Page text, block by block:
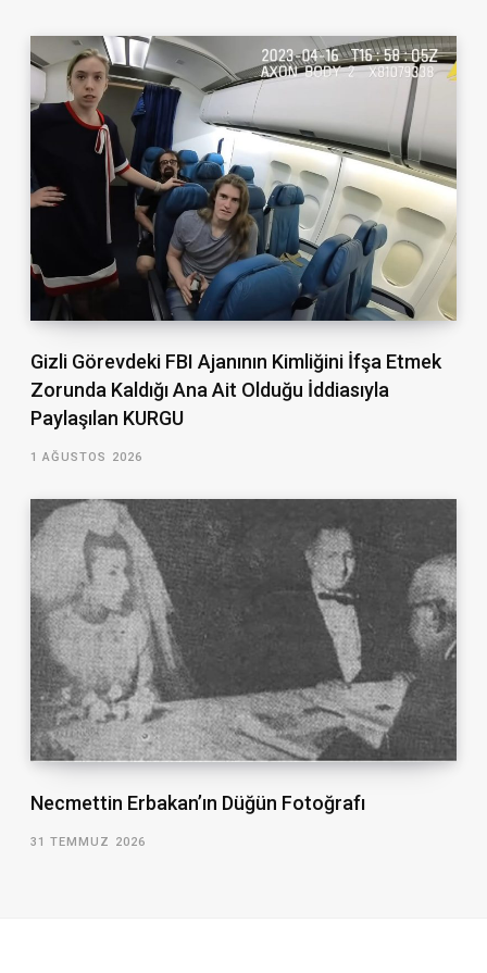
Gizli Görevdeki FBI Ajanının Kimliğini İfşa Etmek
Zorunda Kaldığı Ana Ait Olduğu İddiasıyla
Paylaşılan KURGU
1 AĞUSTOS 2026
Necmettin Erbakan’ın Düğün Fotoğrafı
31 TEMMUZ 2026